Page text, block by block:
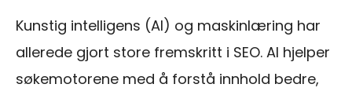
Kunstig intelligens (AI) og maskinlæring har
allerede gjort store fremskritt i SEO. AI hjelper
søkemotorene med å forstå innhold bedre,